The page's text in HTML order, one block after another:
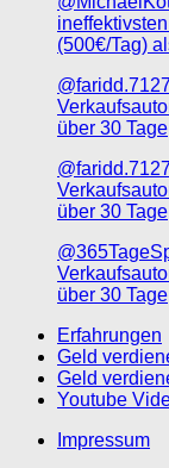
(500€/Tag)
@faridd.7127
über 30 Tage
@faridd.7127
über 30 Tage
über 30 Tage
Erfahrungen
Geld
Geld
Youtube
Impressum